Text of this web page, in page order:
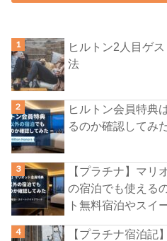
ヒルトン2人目ゲ
法
ヒルトン会員特典
るのか確認してみ
【プラチナ】マリ
の宿泊でも使える
ト無料宿泊やスイ
【プラチナ宿泊記